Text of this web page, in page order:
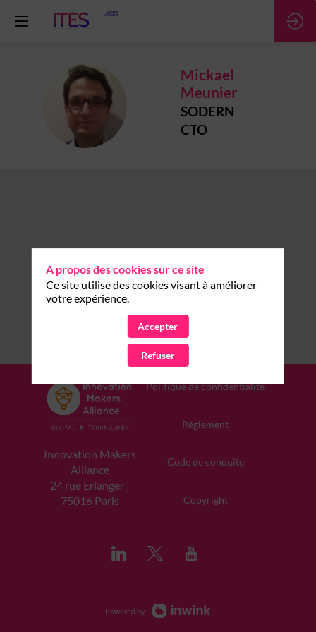
MM
Mickael
Meunier
SODERN
CTO
Innovation Makers
Alliance
24 rue Erlanger |
75016 Paris
Politique de confidentialité
Règlement
Code de conduite
Copyright
Powered by
A propos des cookies sur ce site
Ce site utilise des cookies visant à améliorer
votre expérience.
Accepter
Refuser